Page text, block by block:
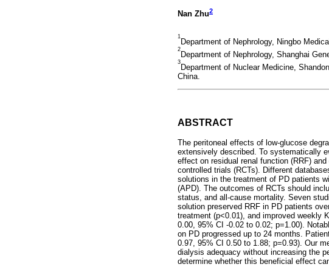
Nan Zhu2
1
Department of Nephrology, Ningbo
2
Department of Nephrology, Shanghai
3
Department of Nuclear Medicine,
China.
ABSTRACT
The peritoneal effects of low-glucose
extensively described. To systematically
effect on residual renal function (RRF)
controlled trials (RCTs). Different
solutions in the treatment of PD patients
(APD). The outcomes of RCTs should
status, and all-cause mortality. Seven
solution preserved RRF in PD patients
treatment (p<0.01), and improved weekly
0.00, 95% CI -0.02 to 0.02; p=1.00).
on PD progressed up to 24 months.
0.97, 95% CI 0.50 to 1.88; p=0.93). Our
dialysis adequacy without increasing the
determine whether this beneficial effect